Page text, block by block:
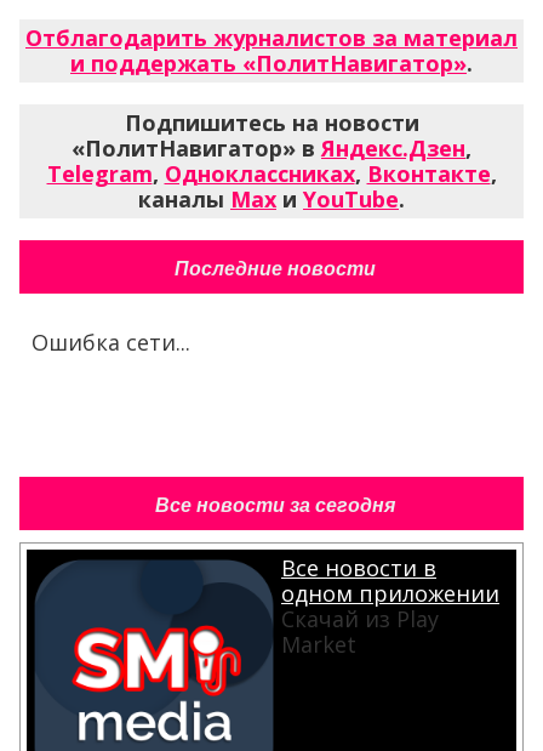
Отблагодарить журналистов за материал
и поддержать «ПолитНавигатор».
Подпишитесь на новости
«ПолитНавигатор» вЯндекс.Дзен,
Telegram, Одноклассниках, Вконтакте,
каналы Max и YouTube.
Последние новости
Ошибка сети...
Все новости за сегодня
Все новости в
одном приложении
Скачай из Play
Market